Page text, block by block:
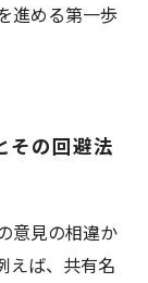
進める第一歩
その回避法
意見の相違か
えば、共有名